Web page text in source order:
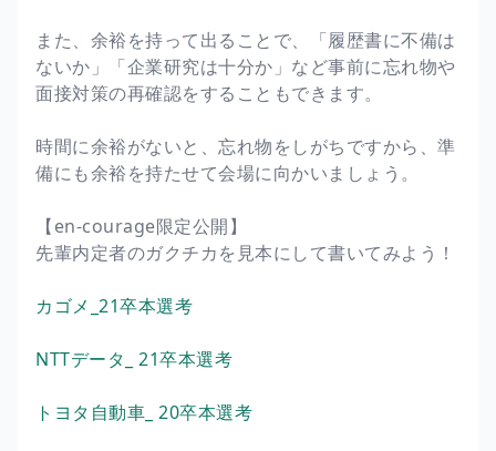
また、余裕を持って出ることで、「履歴書に不備は
ないか」「企業研究は十分か」など事前に忘れ物や
面接対策の再確認をすることもできます。
時間に余裕がないと、忘れ物をしがちですから、準
備にも余裕を持たせて会場に向かいましょう。
【en-courage限定公開】
先輩内定者のガクチカを見本にして書いてみよう！
カゴメ_21卒本選考
NTTデータ_ 21卒本選考
トヨタ自動車_ 20卒本選考